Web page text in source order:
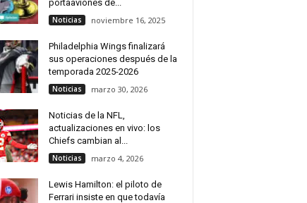
portaaviones de...
Noticias noviembre 16, 2025
Philadelphia Wings finalizará
sus operaciones después de la
temporada 2025-2026
Noticias marzo 30, 2026
Noticias de la NFL,
actualizaciones en vivo: los
Chiefs cambian al...
Noticias marzo 4, 2026
Lewis Hamilton: el piloto de
Ferrari insiste en que todavía